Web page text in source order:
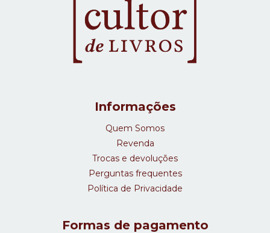
Informações
Quem Somos
Revenda
Trocas e devoluções
Perguntas frequentes
Política de Privacidade
Formas de pagamento